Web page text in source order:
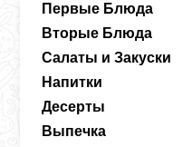
Первые Блюда
Вторые Блюда
Салаты и Закуски
Напитки
Десерты
Выпечка
желтки.